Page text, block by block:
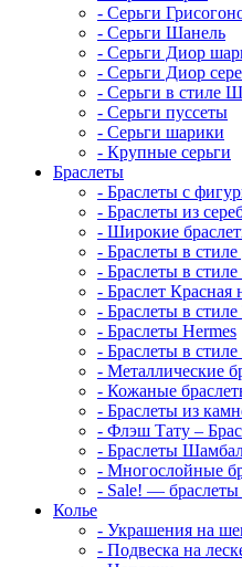
- Серьги
- Серьги Шанель
- Серьги Диор
- Серьги Диор
- Серьги в стиле
- Серьги пуссеты
- Серьги шарики
- Крупные серьги
Браслеты
- Браслеты с
- Браслеты из
- Широкие
- Браслеты в
- Браслеты в
- Браслет Красная
- Браслеты в
- Браслеты Hermes
- Браслеты в
- Металлические
- Кожаные
- Браслеты из
- Флэш Тату –
- Браслеты
- Многослойные
- Sale! — браслеты
Колье
- Украшения на
- Подвеска на